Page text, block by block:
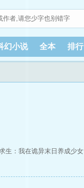
幻小说 全本 排行
生：我在诡异末日养成少女